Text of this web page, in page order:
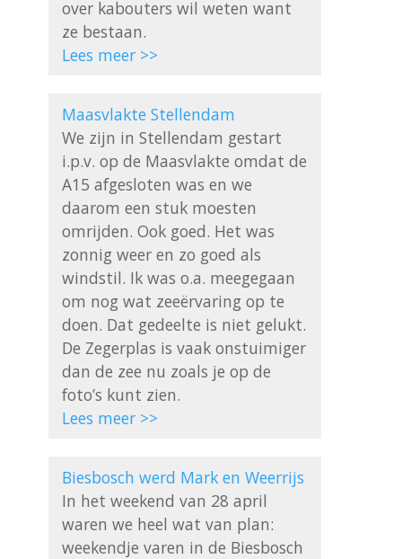
over kabouters wil weten want
Lees meer >>
Maasvlakte Stellendam
We zijn in Stellendam gestart
i.p.v. op de Maasvlakte omdat de
A15 afgesloten was en we
daarom een stuk moesten
omrijden. Ook goed. Het was
zonnig weer en zo goed als
windstil. Ik was o.a. meegegaan
om nog wat zeeërvaring op te
doen. Dat gedeelte is niet gelukt.
De Zegerplas is vaak onstuimiger
dan de zee nu zoals je op de
Lees meer >>
Biesbosch werd Mark en Weerrijs
In het weekend van 28 april
waren we heel wat van plan:
weekendje varen in de Biesbosch